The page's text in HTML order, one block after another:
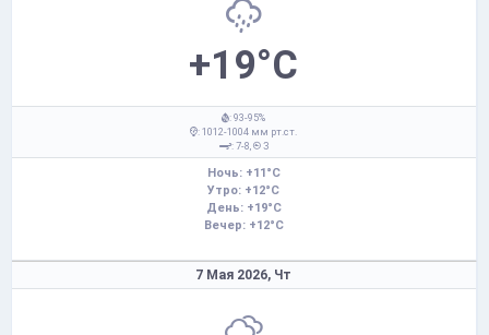
+19°C
: 93-95%
: 1012-1004 мм рт.ст.
: 7-8,
З
Ночь: +11°C
Утро: +12°C
День: +19°C
Вечер: +12°C
7 Мая 2026, Чт